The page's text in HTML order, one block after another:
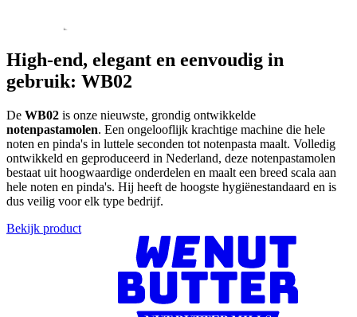
High-end, elegant en eenvoudig in
gebruik: WB02
De WB02 is onze nieuwste, grondig ontwikkelde
notenpastamolen. Een ongelooflijk krachtige machine die hele
noten en pinda's in luttele seconden tot notenpasta maalt. Volledig
ontwikkeld en geproduceerd in Nederland, deze notenpastamolen
bestaat uit hoogwaardige onderdelen en maalt een breed scala aan
hele noten en pinda's. Hij heeft de hoogste hygiënestandaard en is
dus veilig voor elk type bedrijf.
Bekijk product